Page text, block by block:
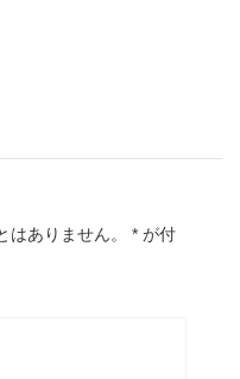
はありません。 * が付